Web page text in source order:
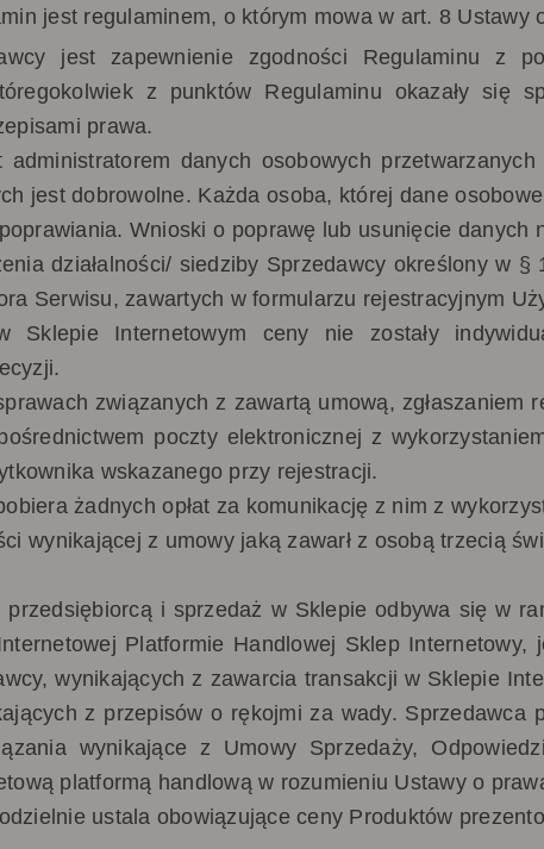
jest regulaminem, o którym mowa w art. 8
jest zapewnienie zgodności Regulaminu z
z punktów Regulaminu okazały
prawa.
administratorem danych osobowych
jest dobrowolne. Każda osoba, której dane
Wnioski o poprawę lub usunięcie
działalności/ siedziby Sprzedawcy określony w
Serwisu, zawartych w formularzu rejestracyjnym
Sklepie Internetowym ceny nie zostały
.
związanych z zawartą umową,
poczty elektronicznej z
wskazanego przy rejestracji.
żadnych opłat za komunikację z nim z
wynikającej z umowy jaką zawarł z osobą trzecią
przedsiębiorcą i sprzedaż w Sklepie odbywa się w
Platformie Handlowej Sklep
wynikających z zawarcia transakcji w Sklepie
z przepisów o rękojmi za wady.
wynikające z Umowy Sprzedaży,
platformą handlową w rozumieniu Ustawy o
ustala obowiązujące ceny Produktów